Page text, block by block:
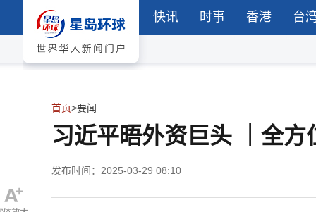
快讯 时事 香港 台
首页>要闻
习近平晤外资巨头 ｜全
发布时间：2025-03-29 08:10